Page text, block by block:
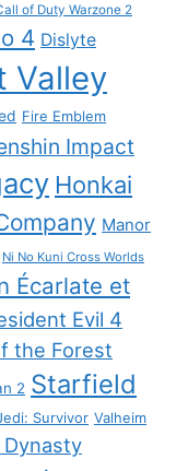
of Duty Warzone 2
4 Dislyte
Valley
Fire Emblem
Impact
Honkai
Manor
Ni No Kuni Cross Worlds
Écarlate et
Evil 4
the Forest
2 Starfield
Survivor Valheim
Dynasty